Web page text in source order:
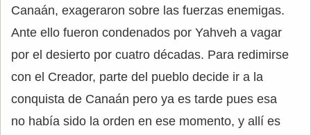
Canaán, exageraron sobre las fuerzas enemigas.
Ante ello fueron condenados por Yahveh a vagar
por el desierto por cuatro décadas. Para redimirse
con el Creador, parte del pueblo decide ir a la
conquista de Canaán pero ya es tarde pues esa
no había sido la orden en ese momento, y allí es